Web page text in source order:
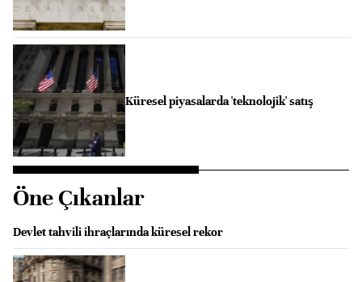
Küresel piyasalarda 'teknolojik' satış
Öne Çıkanlar
Devlet tahvili ihraçlarında küresel rekor